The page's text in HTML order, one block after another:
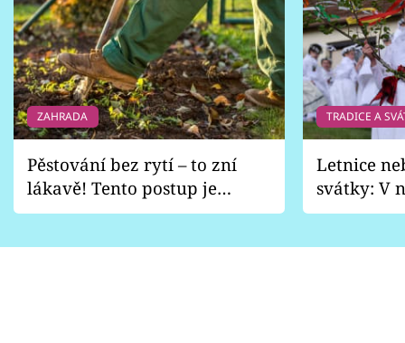
ZAHRADA
Pěstování bez rytí – to zní
lákavě! Tento postup je
vhodný jen pro některé
TRADICE A
Letnice
svátky: V
pondělí